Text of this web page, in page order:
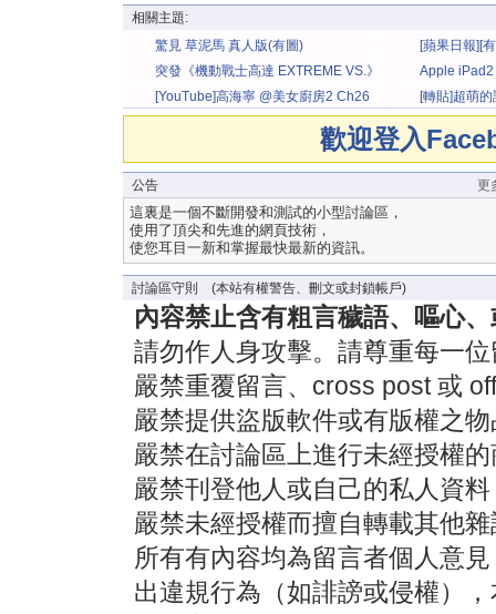
相關主題:
驚見 草泥馬 真人版(有圖)
[蘋果日報][
強體
突發《機動戰士高達 EXTREME VS.》
移植PS3決 (內有發售日
Apple iPad2
能
[YouTube]高海寧 @美女廚房2 Ch26
秩假狗?
[轉貼]超萌
收錄~~~!!
歡迎登入
公告 更
這裏是一個不斷開發和測試的小型討論區，
使用了頂尖和先進的網頁技術，
使您耳目一新和掌握最快最新的資訊。
討論區守則 (本站有權警告、刪文或封鎖帳戶)
內容禁止含有粗言穢語、嘔心
請勿作人身攻擊。請尊重每一
嚴禁重覆留言、cross post 或
嚴禁提供盜版軟件或有版權之
嚴禁在討論區上進行未經授權
嚴禁刊登他人或自己的私人資
嚴禁未經授權而擅自轉載其他
所有有內容均為留言者個人意
出違規行為（如誹謗或侵權）